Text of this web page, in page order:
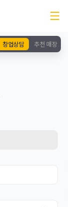
창업상담 추천 매장 소